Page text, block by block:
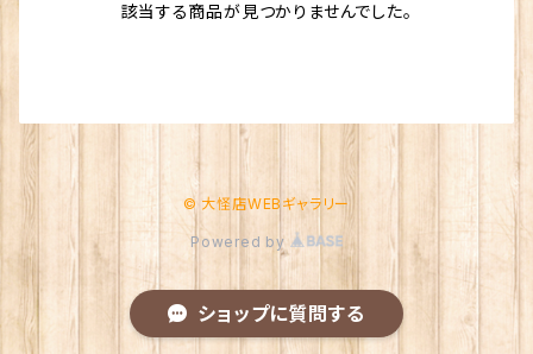
該当する商品が見つかりませんでした。
© 大怪店WEBギャラリー
Powered by
ショップに質問する